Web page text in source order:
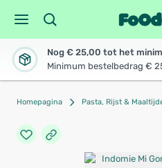
Nog € 25,00 tot het
Minimum bestelbedrag €
Homepagina Pasta, Rijst &